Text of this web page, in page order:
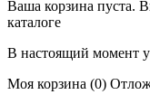
Ваша корзина пуста.
каталоге
В настоящий момент
Моя корзина (0)